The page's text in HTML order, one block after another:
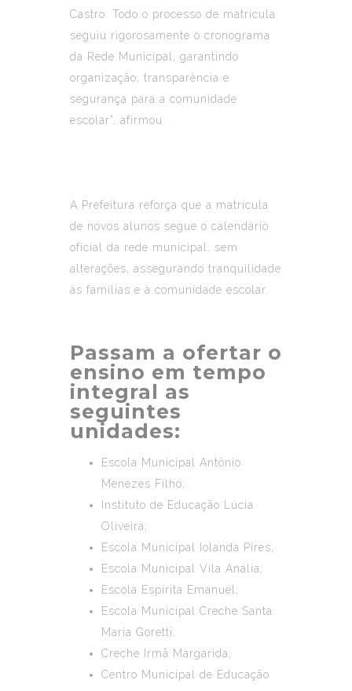
Castro. Todo o processo de matrícula
seguiu rigorosamente o cronograma
da Rede Municipal, garantindo
organização, transparência e
segurança para a comunidade
escolar”, afirmou.
A Prefeitura reforça que a matrícula
de novos alunos segue o calendário
oficial da rede municipal, sem
alterações, assegurando tranquilidade
às famílias e à comunidade escolar.
Passam a ofertar o
ensino em tempo
integral as
seguintes
unidades:
Escola Municipal Antônio
Menezes Filho;
Instituto de Educação Lúcia
Oliveira;
Escola Municipal Iolanda Pires;
Escola Municipal Vila Anália;
Escola Espírita Emanuel;
Escola Municipal Creche Santa
Maria Goretti.
Creche Irmã Margarida;
Centro Municipal de Educação